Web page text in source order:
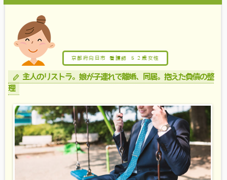
京都府向日市 看護師 ５２歳女性
主人のリストラ。娘が子連れで離婚、同居。抱えた負債の整
理